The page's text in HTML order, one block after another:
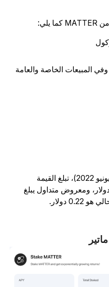
في وقت كتابة هذه السطور (9 يونيو 2022)، تبلغ القيمة
7 ملايين دولار، ومعروض متداول يبلغ